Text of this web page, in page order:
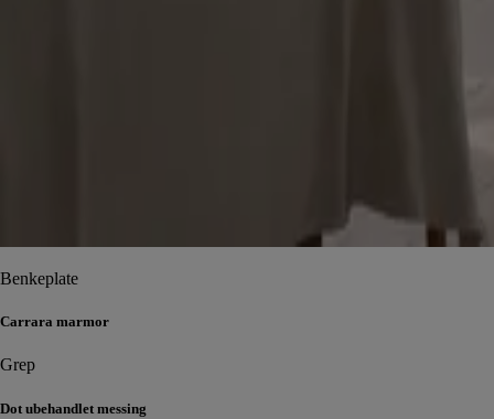
Benkeplate
Carrara marmor
Grep
Dot ubehandlet messing